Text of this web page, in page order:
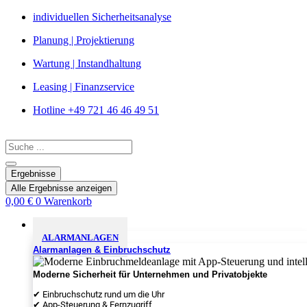
Zum
springen
individuellen Sicherheitsanalyse
Planung | Projektierung
Wartung | Instandhaltung
Leasing | Finanzservice
Hotline +49 721 46 46 49 51
Search
...
Ergebnisse
Alle Ergebnisse anzeigen
0,00 € 0 Warenkorb
ALARMANLAGEN
Alarmanlagen & Einbruchschutz
Moderne Sicherheit für Unternehmen und Privatobjekte
✔ Einbruchschutz rund um die Uhr
✔ App-Steuerung & Fernzugriff